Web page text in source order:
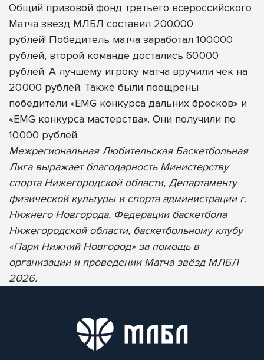
Общий призовой фонд третьего всероссийского
Матча звезд МЛБЛ составил 200.000
рублей! Победитель матча заработал 100.000
рублей, второй команде достались 60.000
рублей. А лучшему игроку матча вручили чек на
20.000 рублей. Также были поощрены
победители «EMG конкурса дальних бросков» и
«EMG конкурса мастерства». Они получили по
10.000 рублей.
Межрегиональная Любительская Баскетбольная
Лига выражает благодарность Министерству
спорта Нижегородской области, Департаменту
физической культуры и спорта администрации г.
Нижнего Новгорода, Федерации баскетбола
Нижегородской области, баскетбольному клубу
«Пари Нижний Новгород» за помощь в
организации и проведении Матча звёзд МЛБЛ
2026.